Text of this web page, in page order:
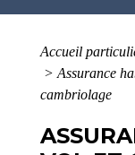
Accueil
> Assurance
cambriolage